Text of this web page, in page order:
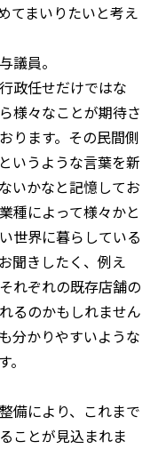
てまいりたいと考え
員。
任せだけではな
様々なことが期待さ
ります。その民間側
いうような言葉を新
いかなと記憶してお
種によって様々かと
世界に暮らしている
聞きしたく、例え
れぞれの既存店舗の
るのかもしれません
分かりやすいような
により、これまで
ことが見込まれま